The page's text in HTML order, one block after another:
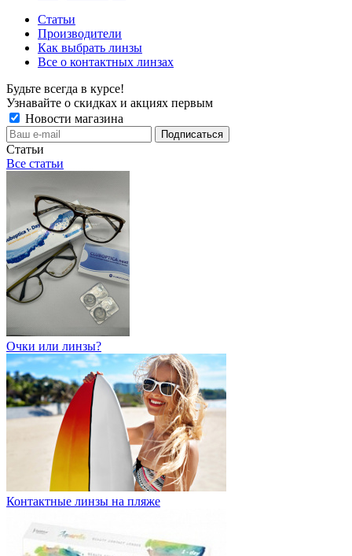
Статьи
Производители
Как выбрать линзы
Все о контактных линзах
Будьте всегда в курсе!
Узнавайте о скидках и акциях первым
Новости магазина
Статьи
Все статьи
Очки или линзы?
Контактные линзы на пляже